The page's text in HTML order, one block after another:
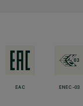
EAC ENEC-03